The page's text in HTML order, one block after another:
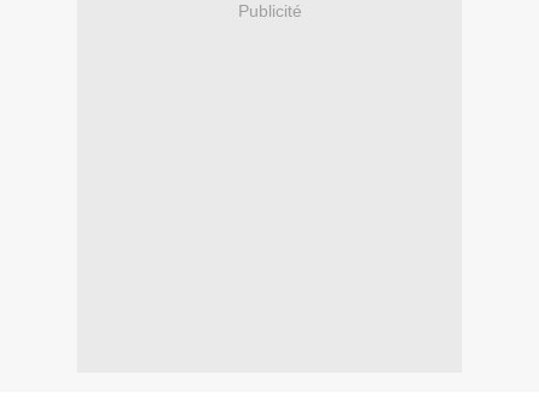
Publicité